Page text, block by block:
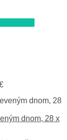
dnom, 28 x